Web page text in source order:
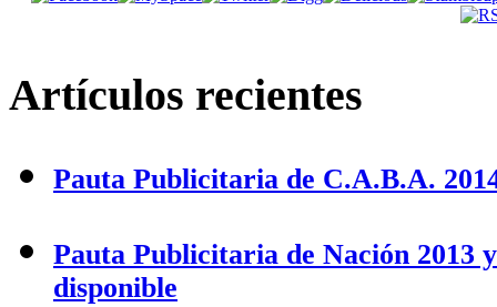
Artículos recientes
Pauta Publicitaria de C.A.B.A.
Pauta Publicitaria de Nación 2013
disponible